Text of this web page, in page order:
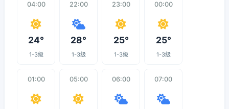
04:00
24°
1-3级
22:00
28°
1-3级
23:00
25°
1-3级
00:00
25°
1-3级
01:00 05:00 06:00 07:00